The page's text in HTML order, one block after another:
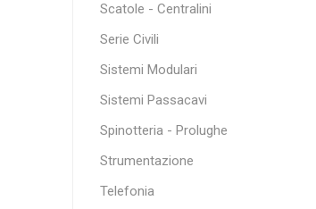
Scatole - Centralini
Serie Civili
Sistemi Modulari
Sistemi Passacavi
Spinotteria - Prolughe
Strumentazione
Telefonia